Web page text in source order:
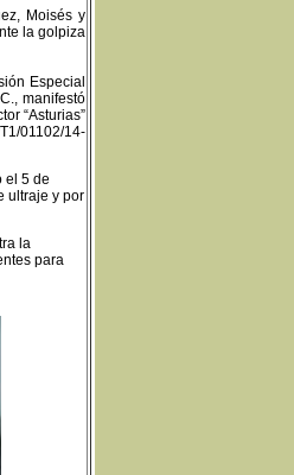
Moisés y
la golpiza
Especial
manifestó
“Asturias”
01102/14-
el 5 de
ultraje y por
la
para